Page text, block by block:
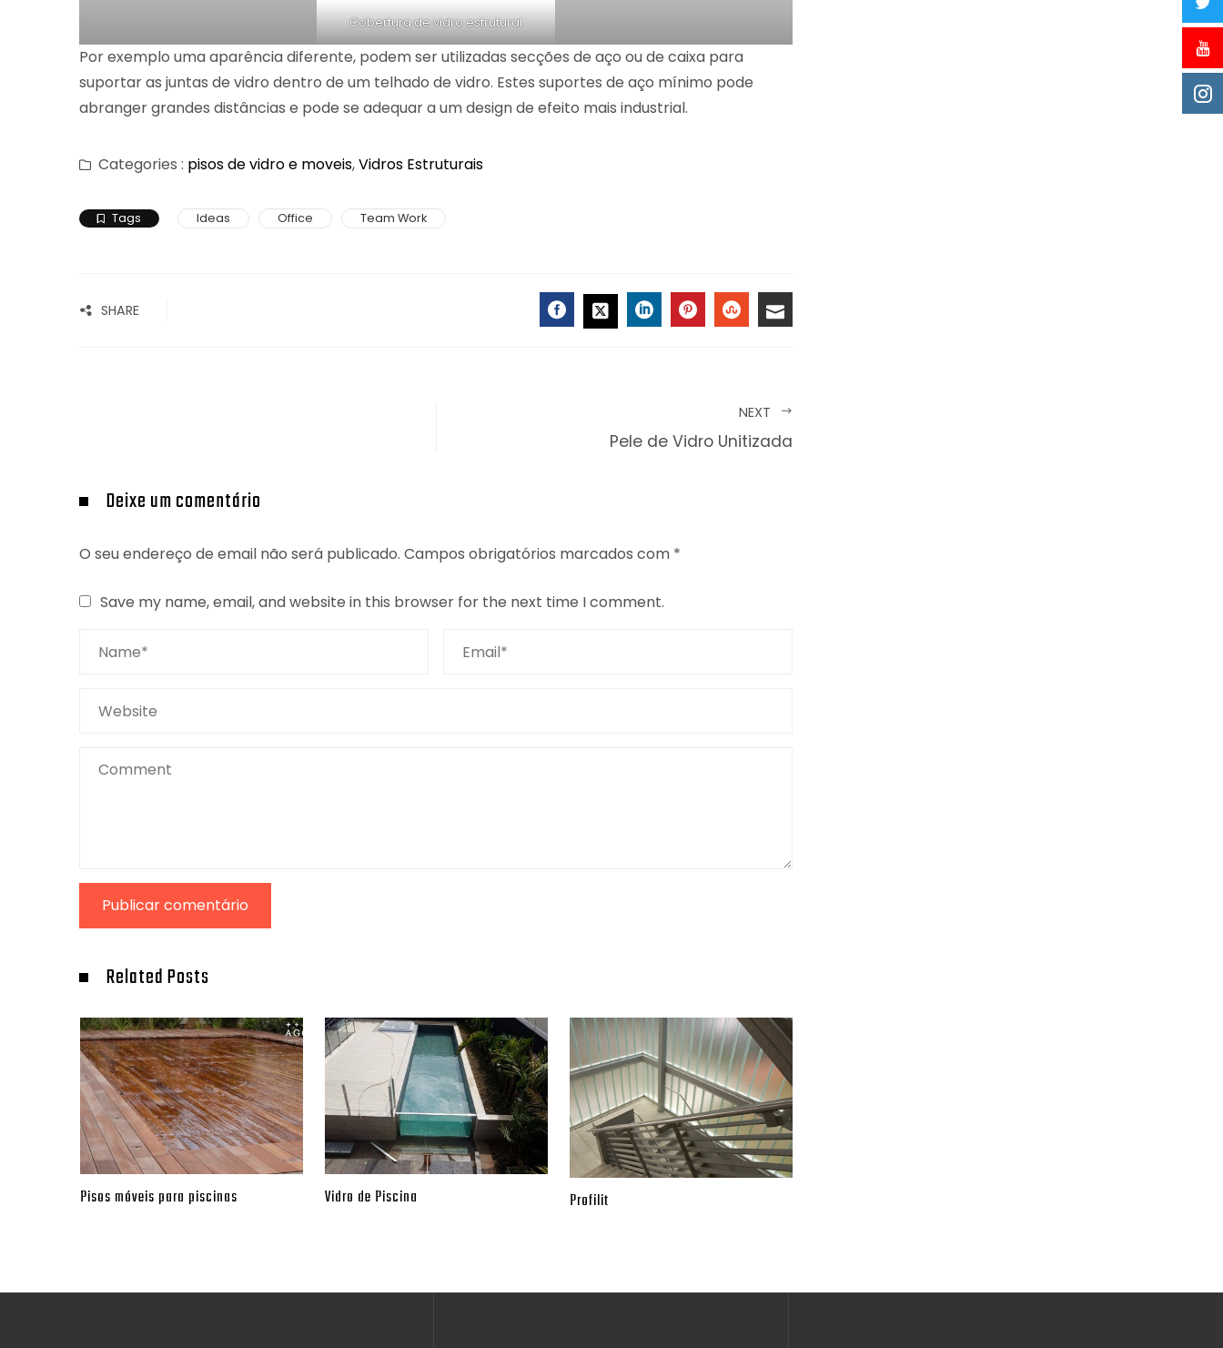
Cobertura de vidro estrutural
Por exemplo uma aparência diferente, podem ser utilizadas secções de aço ou de caixa para
suportar as juntas de vidro dentro de um telhado de vidro. Estes suportes de aço mínimo pode
abranger grandes distâncias e pode se adequar a um design de efeito mais industrial.
Categories : pisos de vidro e moveis,Vidros Estruturais
Tags Ideas Office Team Work
SHARE
NEXT
Pele de Vidro Unitizada
Deixe um comentário
O seu endereço de email não será publicado. Campos obrigatórios marcados com *
Save my name, email, and website in this browser for the next time I comment.
Related Posts
Pisos móveis para piscinas Vidro de Piscina Profilit